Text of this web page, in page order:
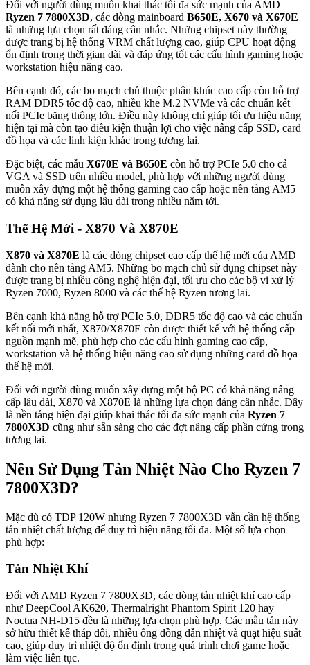
Đối với người dùng muốn khai thác tối đa sức mạnh của AMD
Ryzen 7 7800X3D, các dòng mainboard B650E, X670 và X670E
là những lựa chọn rất đáng cân nhắc. Những chipset này thường
được trang bị hệ thống VRM chất lượng cao, giúp CPU hoạt động
ổn định trong thời gian dài và đáp ứng tốt các cấu hình gaming hoặc
workstation hiệu năng cao.
Bên cạnh đó, các bo mạch chủ thuộc phân khúc cao cấp còn hỗ trợ
RAM DDR5 tốc độ cao, nhiều khe M.2 NVMe và các chuẩn kết
nối PCIe băng thông lớn. Điều này không chỉ giúp tối ưu hiệu năng
hiện tại mà còn tạo điều kiện thuận lợi cho việc nâng cấp SSD, card
đồ họa và các linh kiện khác trong tương lai.
Đặc biệt, các mẫu X670E và B650E còn hỗ trợ PCIe 5.0 cho cả
VGA và SSD trên nhiều model, phù hợp với những người dùng
muốn xây dựng một hệ thống gaming cao cấp hoặc nền tảng AM5
có khả năng sử dụng lâu dài trong nhiều năm tới.
Thế Hệ Mới - X870 Và X870E
X870 và X870E là các dòng chipset cao cấp thế hệ mới của AMD
dành cho nền tảng AM5. Những bo mạch chủ sử dụng chipset này
được trang bị nhiều công nghệ hiện đại, tối ưu cho các bộ vi xử lý
Ryzen 7000, Ryzen 8000 và các thế hệ Ryzen tương lai.
Bên cạnh khả năng hỗ trợ PCIe 5.0, DDR5 tốc độ cao và các chuẩn
kết nối mới nhất, X870/X870E còn được thiết kế với hệ thống cấp
nguồn mạnh mẽ, phù hợp cho các cấu hình gaming cao cấp,
workstation và hệ thống hiệu năng cao sử dụng những card đồ họa
thế hệ mới.
Đối với người dùng muốn xây dựng một bộ PC có khả năng nâng
cấp lâu dài, X870 và X870E là những lựa chọn đáng cân nhắc. Đây
là nền tảng hiện đại giúp khai thác tối đa sức mạnh của Ryzen 7
7800X3D cũng như sẵn sàng cho các đợt nâng cấp phần cứng trong
tương lai.
Nên Sử Dụng Tản Nhiệt Nào Cho Ryzen 7
7800X3D?
Mặc dù có TDP 120W nhưng Ryzen 7 7800X3D vẫn cần hệ thống
tản nhiệt chất lượng để duy trì hiệu năng tối đa. Một số lựa chọn
phù hợp:
Tản Nhiệt Khí
Đối với AMD Ryzen 7 7800X3D, các dòng tản nhiệt khí cao cấp
như DeepCool AK620, Thermalright Phantom Spirit 120 hay
Noctua NH-D15 đều là những lựa chọn phù hợp. Các mẫu tản này
sở hữu thiết kế tháp đôi, nhiều ống đồng dẫn nhiệt và quạt hiệu suất
cao, giúp duy trì nhiệt độ ổn định trong quá trình chơi game hoặc
làm việc liên tục.